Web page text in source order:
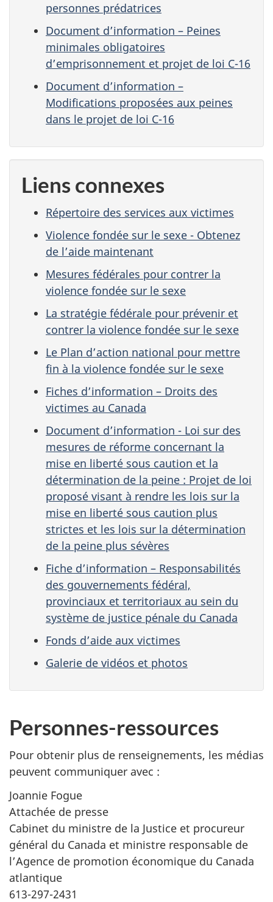
personnes prédatrices
Document d’information – Peines
minimales obligatoires
d’emprisonnement et projet de loi C-16
Document d’information –
Modifications proposées aux peines
dans le projet de loi C-16
Liens connexes
Répertoire des services aux victimes
Violence fondée sur le sexe - Obtenez
de l’aide maintenant
Mesures fédérales pour contrer la
violence fondée sur le sexe
La stratégie fédérale pour prévenir et
contrer la violence fondée sur le sexe
Le Plan d’action national pour mettre
fin à la violence fondée sur le sexe
Fiches d’information – Droits des
victimes au Canada
Document d’information - Loi sur des
mesures de réforme concernant la
mise en liberté sous caution et la
détermination de la peine : Projet de loi
proposé visant à rendre les lois sur la
mise en liberté sous caution plus
strictes et les lois sur la détermination
de la peine plus sévères
Fiche d’information – Responsabilités
des gouvernements fédéral,
provinciaux et territoriaux au sein du
système de justice pénale du Canada
Fonds d’aide aux victimes
Galerie de vidéos et photos
Personnes-ressources
Pour obtenir plus de renseignements, les médias
peuvent communiquer avec :
Joannie Fogue
Attachée de presse
Cabinet du ministre de la Justice et procureur
général du Canada et ministre responsable de
l’Agence de promotion économique du Canada
atlantique
613-297-2431